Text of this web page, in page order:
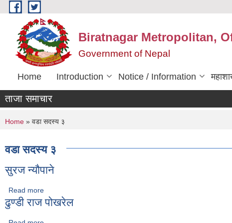
Skip to main content
Biratnagar Metropolitan,
Government of Nepal
Home Introduction Notice / Information
ताजा समाचार
You are here
Home » वडा सदस्य ३
वडा सदस्य ३
सुरज न्यौपाने
Read more
ढुण्डी राज पोखरेल